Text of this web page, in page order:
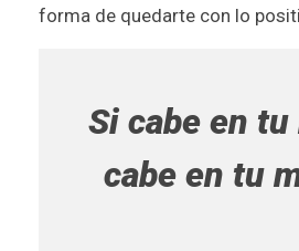
forma de quedarte con lo
Si cabe en
cabe en tu